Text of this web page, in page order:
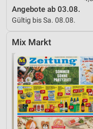
Angebote ab 03.08.
Gültig bis Sa. 08.08.
Mix Markt